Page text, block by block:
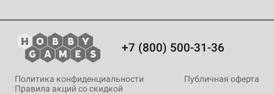
+7 (800) 500-31-36
Политика конфиденциальности
Публичная оферта
Правила акций со скидкой